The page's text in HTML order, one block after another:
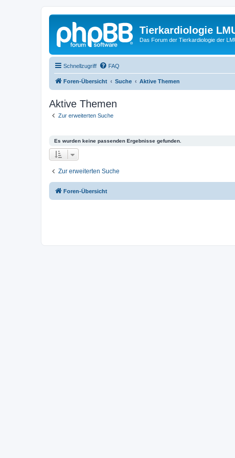
Tierkardiologie
Das Forum der Tierkardiologie der
Schnellzugriff FAQ
Foren-Übersicht Suche Aktive Themen
Aktive Themen
Zur erweiterten Suche
Es wurden keine passenden Ergebnisse gefunden.
Zur erweiterten Suche
Foren-Übersicht